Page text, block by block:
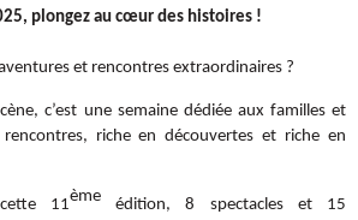
plongez au cœur des histoires !
et rencontres extraordinaires ?
c’est une semaine dédiée aux familles et
riche en découvertes et riche en
11èmeédition, 8 spectacles et 15